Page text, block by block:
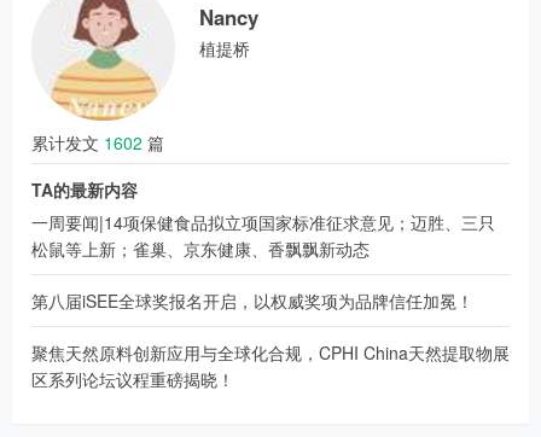
Nancy
植提桥
累计发文 1602 篇
TA的最新内容
一周要闻|14项保健食品拟立项国家标准征求意见；迈胜、三只
松鼠等上新；雀巢、京东健康、香飘飘新动态
第八届iSEE全球奖报名开启，以权威奖项为品牌信任加冕！
聚焦天然原料创新应用与全球化合规，CPHI China天然提取物展
区系列论坛议程重磅揭晓！